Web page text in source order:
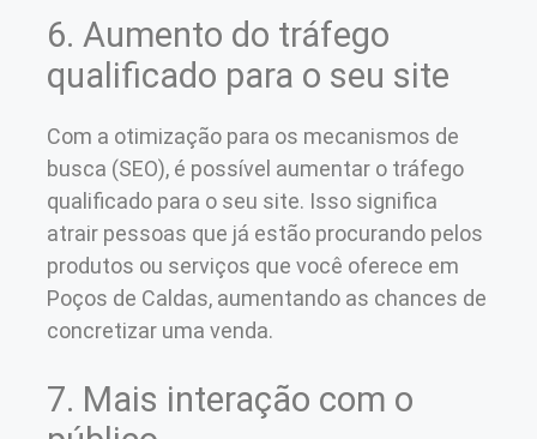
6. Aumento do tráfego
qualificado para o seu site
Com a otimização para os mecanismos de
busca (SEO), é possível aumentar o tráfego
qualificado para o seu site. Isso significa
atrair pessoas que já estão procurando pelos
produtos ou serviços que você oferece em
Poços de Caldas, aumentando as chances de
concretizar uma venda.
7. Mais interação com o